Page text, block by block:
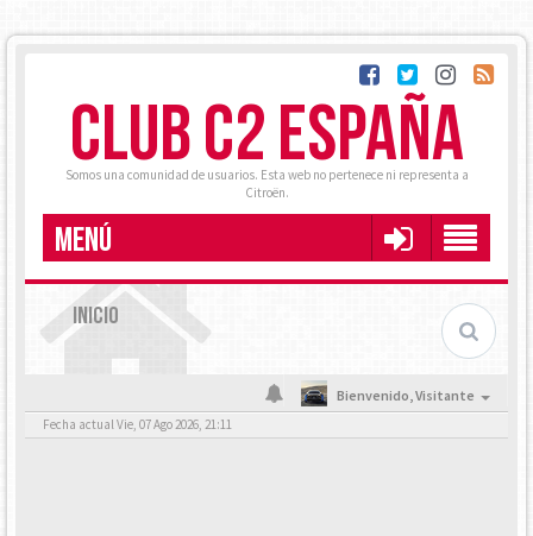
CLUB C2 ESPAÑA
Somos una comunidad de usuarios. Esta web no pertenece ni representa a
Citroën.
MENÚ
INICIO
Bienvenido,Visitante
Fecha actual Vie, 07 Ago 2026, 21:11